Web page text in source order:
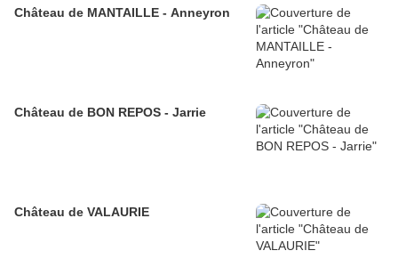
Château de MANTAILLE - Anneyron
Château de BON REPOS - Jarrie
Château de VALAURIE